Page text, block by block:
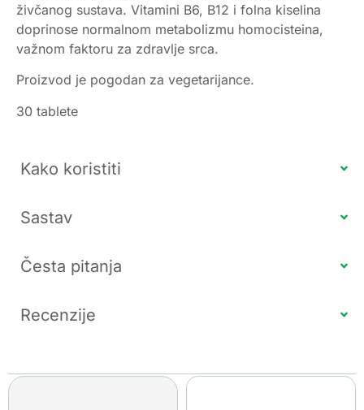
živčanog sustava. Vitamini B6, B12 i folna kiselina
doprinose normalnom metabolizmu homocisteina,
važnom faktoru za zdravlje srca.
Proizvod je pogodan za vegetarijance.
30 tablete
Kako koristiti
Sastav
Česta pitanja
Recenzije